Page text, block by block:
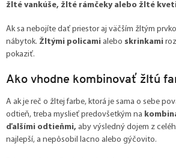
žlté vankúše, žlté rámčeky alebo žlté
Ak sa nebojíte dať priestor aj väčším žltým
nábytok. Žltými policami alebo skrinkami
pokaziť.
Ako vhodne kombinovať žltú
A ak je reč o žltej farbe, ktorá je sama o sebe
odtieň, treba myslieť predovšetkým na
ďalšími odtieňmi, aby výsledný dojem z
najlepší, a nepôsobil lacno alebo gýčovito.